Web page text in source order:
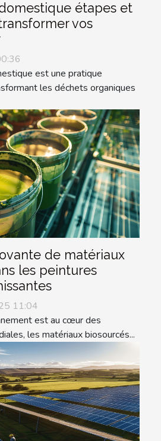
étapes et
vos
est une pratique
les déchets organiques
de matériaux
les peintures
11:04
est au cœur des
les matériaux biosourcés...